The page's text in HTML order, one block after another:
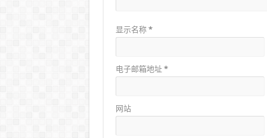
显示名称 *
电子邮箱地址 *
网站